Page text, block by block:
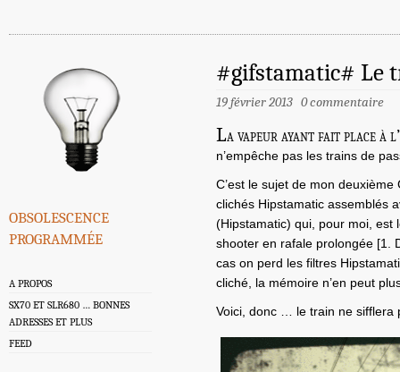
obsolescence
programmée
A PROPOS
SX70 ET SLR680 … BONNES
ADRESSES ET PLUS
FEED
#gifstamatic# Le
19 février 2013 0 commentaire
La vapeur ayant fait place
n’empêche pas les trains de
C’est le sujet de mon
clichés Hipstamatic assemblés
(Hipstamatic) qui, pour moi, est
shooter en rafale prolongée [1.
cas on perd les filtres
cliché, la mémoire n’en peut
Voici, donc … le train ne